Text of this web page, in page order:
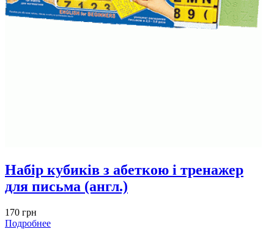
Набір кубиків з абеткою і тренажер
для письма (англ.)
170 грн
Подробнее